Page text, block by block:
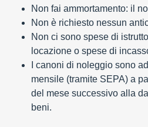
Non fai ammortamento: il
Non è richiesto nessun
Non ci sono spese di
locazione o spese di
I canoni di noleggio sono
mensile (tramite SEPA) a
del mese successivo alla
beni.